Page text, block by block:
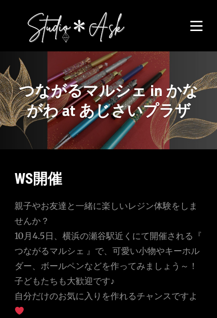
content
つながるマルシェ in かな
がわ at あじさいプラザ
WS開催
親子やお友達と一緒に楽しいレジン体験をしま
せんか？
10月4.5日、横浜の瀬谷駅近くにて開催される『
つながるマルシェ 』で、可愛い小物やキーホル
ダー、ボールペンなどを作ってみましょう～！
子どもたちも大歓迎です♪
自分だけのお気に入りを作れるチャンスですよ
投
稿
ナ
ビ
ゲ
ー
シ
ョ